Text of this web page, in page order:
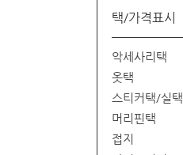
택/가격표시
악세사리택
옷택
스티커택/실택
머리핀택
접지